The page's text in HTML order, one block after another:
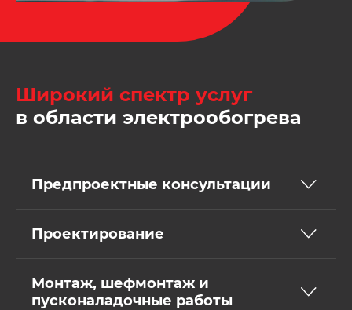
Широкий спектр услуг
в области электрообогрева
Предпроектные консультации
Проектирование
Монтаж, шефмонтаж и
пусконаладочные работы